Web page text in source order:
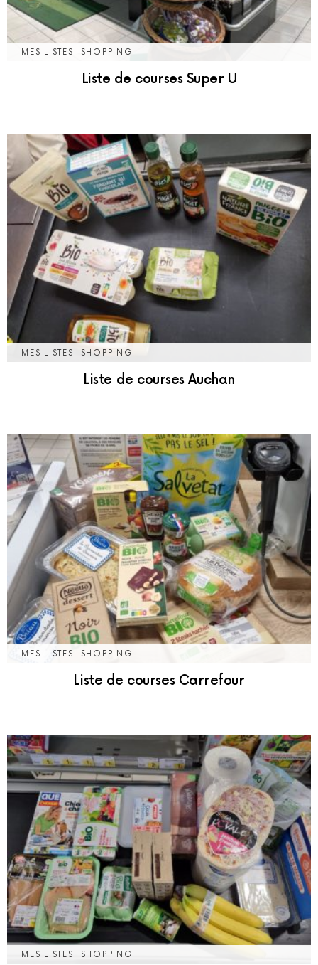
MES LISTES SHOPPING
Liste de courses Super U
MES LISTES SHOPPING
Liste de courses Auchan
MES LISTES SHOPPING
Liste de courses Carrefour
MES LISTES SHOPPING